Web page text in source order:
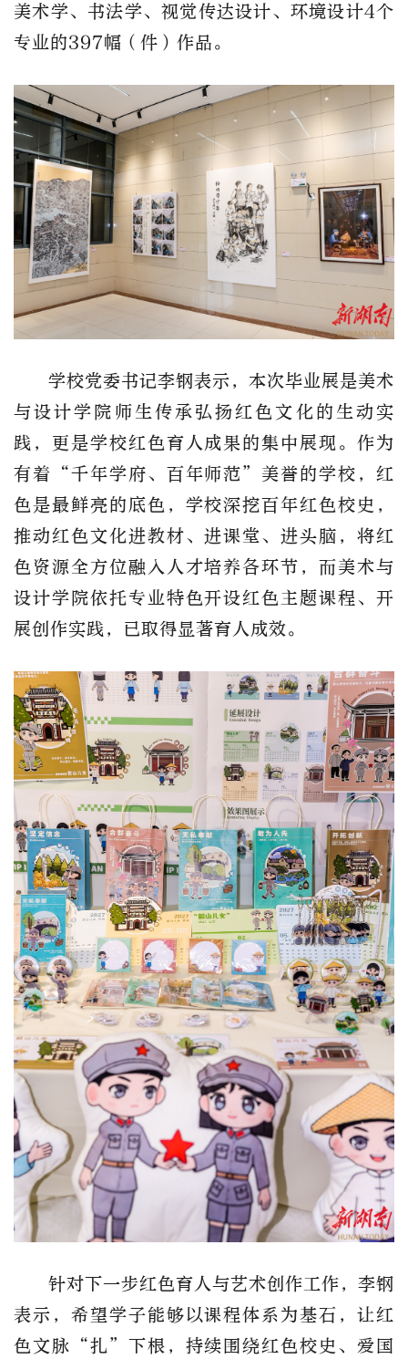
美术学、书法学、视觉传达设计、环境设计4个
专业的397幅（件）作品。
学校党委书记李钢表示，本次毕业展是美术
与设计学院师生传承弘扬红色文化的生动实
践，更是学校红色育人成果的集中展现。作为
有着“千年学府、百年师范”美誉的学校，红
色是最鲜亮的底色，学校深挖百年红色校史，
推动红色文化进教材、进课堂、进头脑，将红
色资源全方位融入人才培养各环节，而美术与
设计学院依托专业特色开设红色主题课程、开
展创作实践，已取得显著育人成效。
针对下一步红色育人与艺术创作工作，李钢
表示，希望学子能够以课程体系为基石，让红
色文脉“扎”下根，持续围绕红色校史、爱国